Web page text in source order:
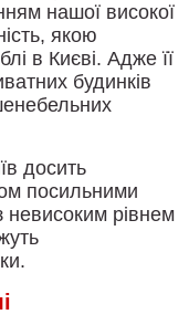
нашої високої
якою
в Києві. Адже її
будинків
досить
посильними
невисоким рівнем
.